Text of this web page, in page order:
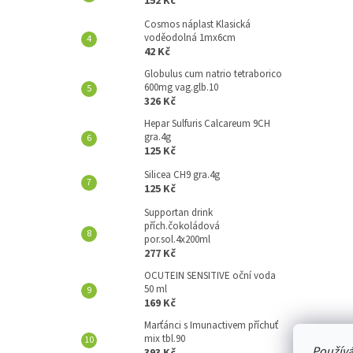
Cosmos náplast Klasická
voděodolná 1mx6cm
42 Kč
Globulus cum natrio tetraborico
600mg vag.glb.10
326 Kč
Hepar Sulfuris Calcareum 9CH
gra.4g
125 Kč
Silicea CH9 gra.4g
125 Kč
Supportan drink
přích.čokoládová
por.sol.4x200ml
277 Kč
OCUTEIN SENSITIVE oční voda
50 ml
169 Kč
Marťánci s Imunactivem příchuť
mix tbl.90